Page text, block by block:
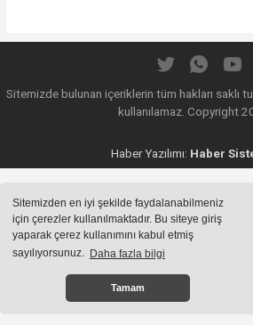
Sitemizden en iyi şekilde faydalanabilmeniz
için çerezler kullanılmaktadır. Bu siteye giriş
yaparak çerez kullanımını kabul etmiş
sayılıyorsunuz. Daha fazla bilgi
Tamam
Sitemizde bulunan içeriklerin tüm hakları saklı
kullanılamaz. Copyright
Haber Yazılımı: Haber